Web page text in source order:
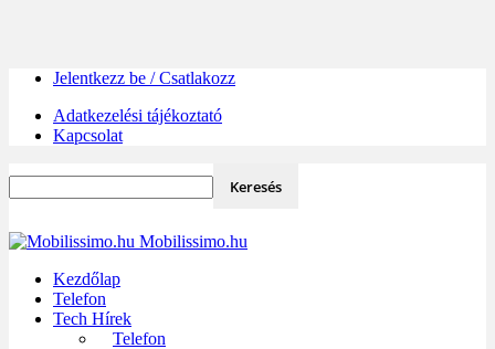
Jelentkezz be / Csatlakozz
Adatkezelési tájékoztató
Kapcsolat
Mobilissimo.hu
Kezdőlap
Telefon
Tech Hírek
Telefon